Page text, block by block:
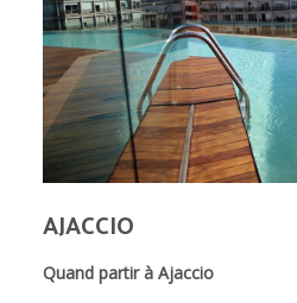
AJACCIO
Quand partir à Ajaccio